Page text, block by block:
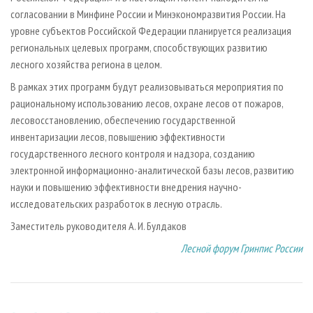
согласовании в Минфине России и Минэкономразвития России. На
уровне субъектов Российской Федерации планируется реализация
региональных целевых программ, способствующих развитию
лесного хозяйства региона в целом.
В рамках этих программ будут реализовываться мероприятия по
рациональному использованию лесов, охране лесов от пожаров,
лесовосстановлению, обеспечению государственной
инвентаризации лесов, повышению эффективности
государственного лесного контроля и надзора, созданию
электронной информационно-аналитической базы лесов, развитию
науки и повышению эффективности внедрения научно-
исследовательских разработок в лесную отрасль.
Заместитель руководителя А. И. Булдаков
Лесной форум Гринпис России